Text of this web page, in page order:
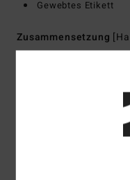
Gewebtes Etikett
Zusammensetzung
Versand &